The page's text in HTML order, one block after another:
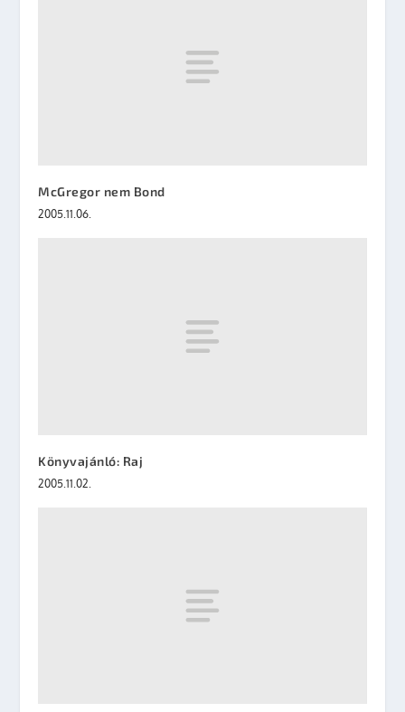
McGregor nem Bond
2005.11.06.
Könyvajánló: Raj
2005.11.02.